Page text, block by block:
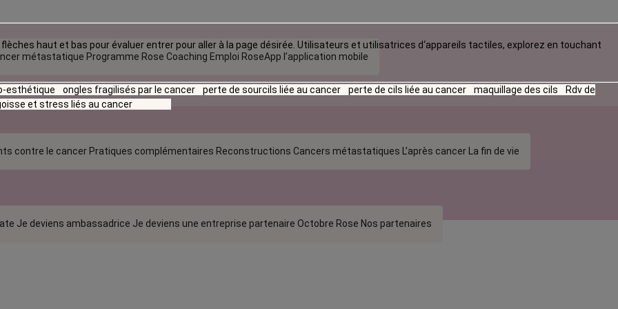
métastatique Programme Rose Coaching Emploi RoseApp l’application mobile
contre le cancer Pratiques complémentaires Reconstructions Cancers métastatiques L’après cancer La fin de vie
Je deviens ambassadrice Je deviens une entreprise partenaire Octobre Rose Nos partenaires
haut et bas pour évaluer entrer pour aller à la page désirée. Utilisateurs et utilisatrices d‘appareils tactiles, explorez en touchant
esthétique ongles fragilisés par le cancer perte de sourcils liée au cancer perte de cils liée au cancer maquillage des cils
Rdv de
et stress liés au cancer